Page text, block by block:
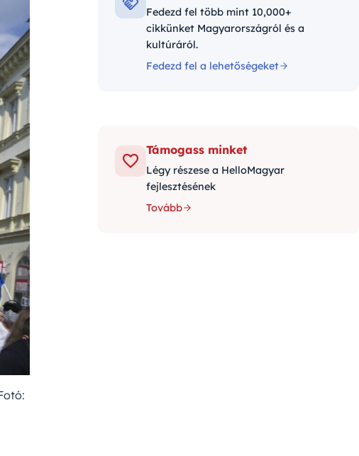
Fedezd fel több mint 10,000+
cikkünket Magyarországról és a
kultúráról.
Fedezd fel a lehetőségeket
Támogass minket
Légy részese a HelloMagyar
fejlesztésének
Tovább